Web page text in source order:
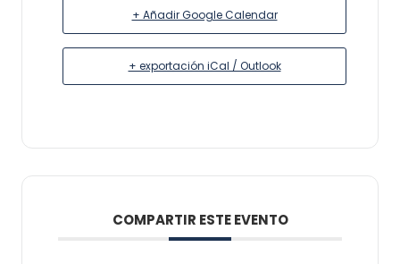
+ Añadir Google Calendar
+ exportación iCal / Outlook
COMPARTIR ESTE EVENTO